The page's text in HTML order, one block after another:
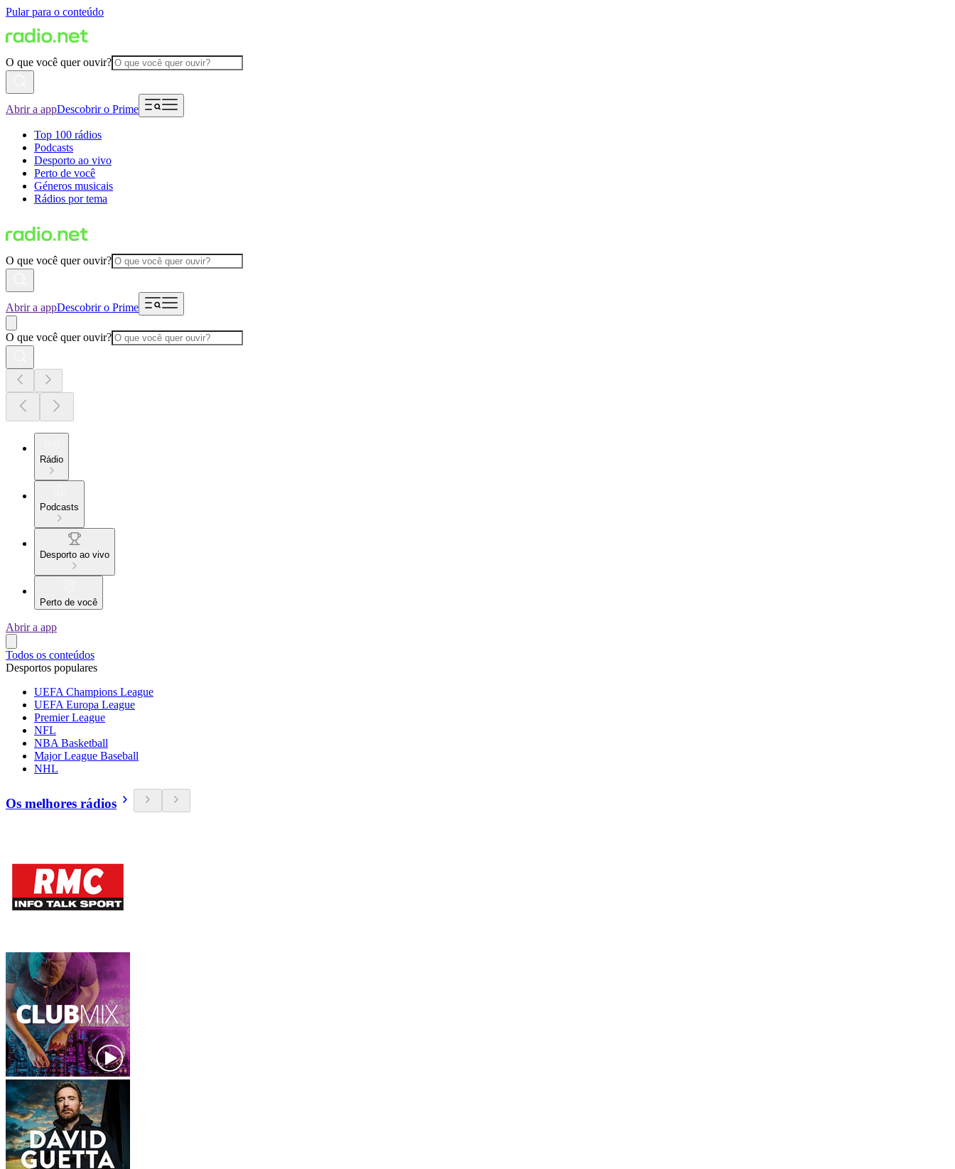
Pular para o conteúdo
O que você quer ouvir?
Abrir a appDescobrir o Prime
Top 100 rádios
Podcasts
Desporto ao vivo
Perto de você
Géneros musicais
Rádios por tema
O que você quer ouvir?
Abrir a appDescobrir o Prime
O que você quer ouvir?
Rádio
Podcasts
Desporto ao vivo
Perto de você
Abrir a app
Todos os conteúdos
Desportos populares
UEFA Champions League
UEFA Europa League
Premier League
NFL
NBA Basketball
Major League Baseball
NHL
Os melhores rádios